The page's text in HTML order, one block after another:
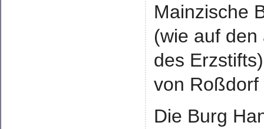
Mainzische
(wie auf
des
von
Die Burg